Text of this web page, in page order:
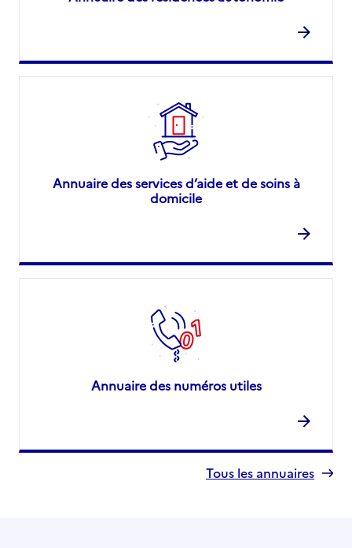
Annuaire des services d’aide et de soins à
domicile
Annuaire des numéros utiles
Tous les annuaires